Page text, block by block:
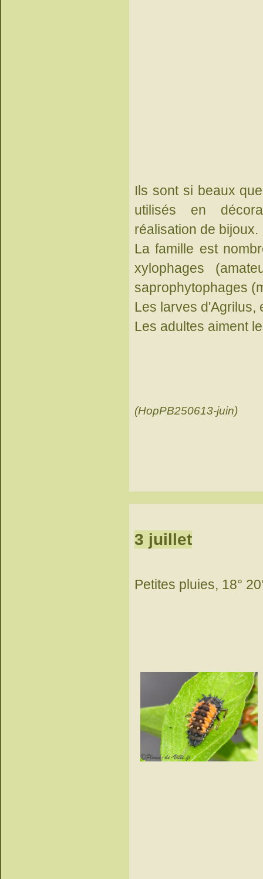
Ils sont si beaux
utilisés en
réalisation de bijoux.
La famille est
xylophages
saprophytophages
Les larves d'Agrilus,
Les adultes aiment
(HopPB250613-juin)
3 juillet
Petites pluies, 18°